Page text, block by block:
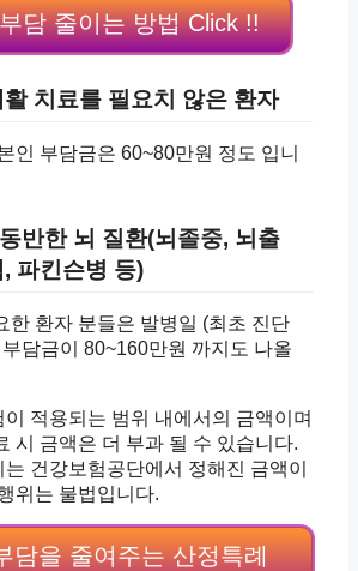
담 줄이는 방법 Click !!
치료를 필요치 않은 환자
인 부담금은 60~80만원 정도 입니
반한 뇌 질환(뇌졸중, 뇌출
파킨슨병 등)
한 환자 분들은 발병일 (최초 진단
담금이 80~160만원 까지도 나올
적용되는 범위 내에서의 금액이며
시 금액은 더 부과 될 수 있습니다.
건강보험공단에서 정해진 금액이
위는 불법입니다.
담을 줄여주는 산정특례